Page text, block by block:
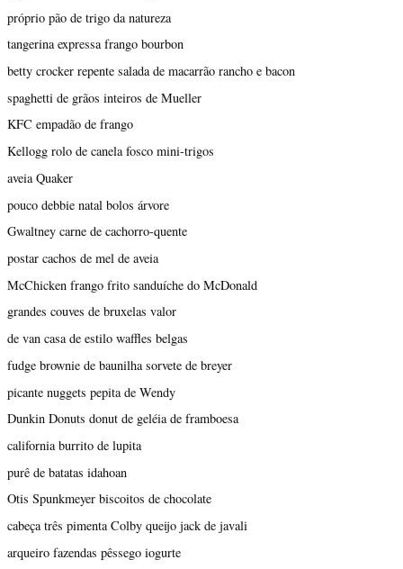
próprio pão de trigo da natureza
tangerina expressa frango bourbon
betty crocker repente salada de macarrão rancho e bacon
spaghetti de grãos inteiros de Mueller
KFC empadão de frango
Kellogg rolo de canela fosco mini-trigos
aveia Quaker
pouco debbie natal bolos árvore
Gwaltney carne de cachorro-quente
postar cachos de mel de aveia
McChicken frango frito sanduíche do McDonald
grandes couves de bruxelas valor
de van casa de estilo waffles belgas
fudge brownie de baunilha sorvete de breyer
picante nuggets pepita de Wendy
Dunkin Donuts donut de geléia de framboesa
california burrito de lupita
purê de batatas idahoan
Otis Spunkmeyer biscoitos de chocolate
cabeça três pimenta Colby queijo jack de javali
arqueiro fazendas pêssego iogurte